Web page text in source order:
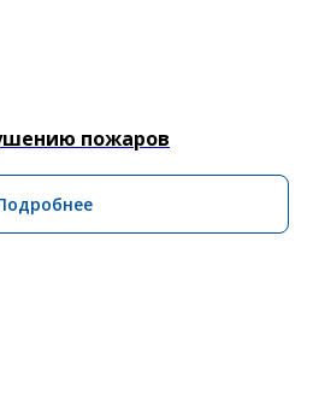
пожаров